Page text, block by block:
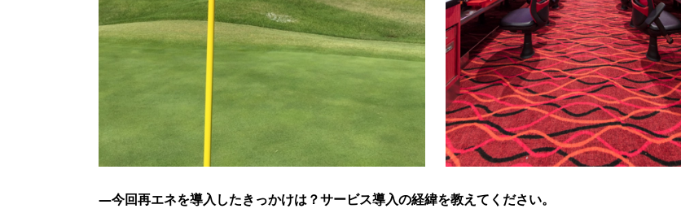
—今回再エネを導入したきっかけは？サービス導入の経緯を教えてください。